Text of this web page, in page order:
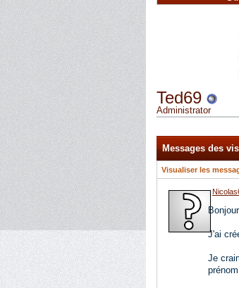
Ted69
Administrator
Messages des
Visualiser les
Bonjour
J'ai
Je